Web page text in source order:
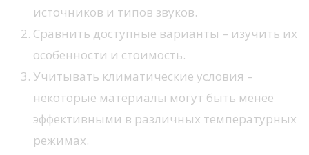
источников и типов звуков.
Сравнить доступные варианты – изучить их
особенности и стоимость.
Учитывать климатические условия –
некоторые материалы могут быть менее
эффективными в различных температурных
режимах.